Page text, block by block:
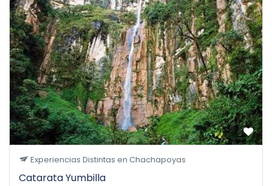
Experiencias Distintas en Chachapoyas
Catarata Yumbilla